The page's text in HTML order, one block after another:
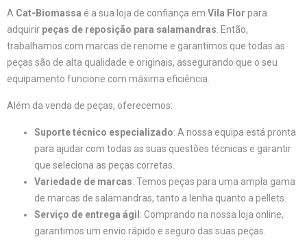
A Cat-Biomassa é a sua loja de confiança em Vila Flor para
adquirir peças de reposição para salamandras . Então,
trabalhamos com marcas de renome e garantimos que todas as
peças são de alta qualidade e originais, assegurando que o seu
equipamento funcione com máxima eficiência.
Além da venda de peças, oferecemos:
Suporte técnico especializado: A nossa equipa está pronta
para ajudar com todas as suas questões técnicas e garantir
que seleciona as peças corretas.
Variedade de marcas: Temos peças para uma ampla gama
de marcas de salamandras, tanto a lenha quanto a pellets.
Serviço de entrega ágil : Comprando na nossa loja online,
garantimos um envio rápido e seguro das suas peças.